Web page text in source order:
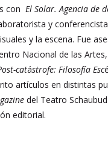
conEl Solar. Agencia de
y
y la escena. Fue
Nacional de las
catástrofe: Filosofía Esc
artículos en distintas
del Teatro
editorial.